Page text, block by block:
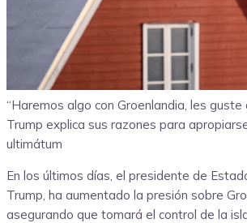
“Haremos algo con Groenlandia, les guste
Trump explica sus razones para
ultimátum
En los últimos días, el presidente de
Trump, ha aumentado la presión sobre
asegurando que tomará el control de la